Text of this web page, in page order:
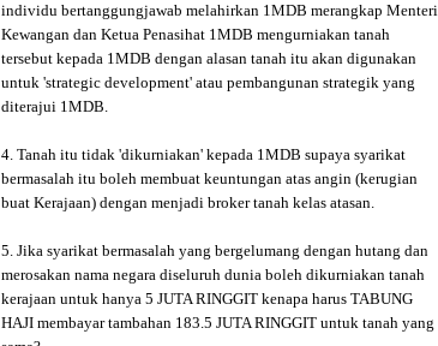
individu bertanggungjawab melahirkan 1MDB merangkap Menteri
Kewangan dan Ketua Penasihat 1MDB mengurniakan tanah
tersebut kepada 1MDB dengan alasan tanah itu akan digunakan
untuk 'strategic development' atau pembangunan strategik yang
diterajui 1MDB.
4. Tanah itu tidak 'dikurniakan' kepada 1MDB supaya syarikat
bermasalah itu boleh membuat keuntungan atas angin (kerugian
buat Kerajaan) dengan menjadi broker tanah kelas atasan.
5. Jika syarikat bermasalah yang bergelumang dengan hutang dan
merosakan nama negara diseluruh dunia boleh dikurniakan tanah
kerajaan untuk hanya 5 JUTA RINGGIT kenapa harus TABUNG
HAJI membayar tambahan 183.5 JUTA RINGGIT untuk tanah yang